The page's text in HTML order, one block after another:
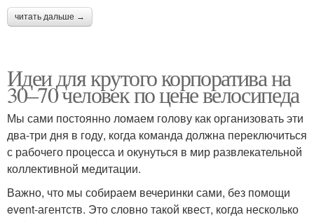
читать дальше →
Идеи для крутого корпоратива на
30–70 человек по цене велосипеда
Мы сами постоянно ломаем голову как организовать эти
два-три дня в году, когда команда должна переключиться
с рабочего процесса и окунуться в мир развлекательной
коллективной медитации.
Важно, что мы собираем вечеринки сами, без помощи
event-агентств. Это словно такой квест, когда несколько